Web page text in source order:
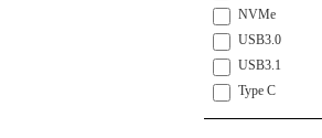
NVMe
USB3.0
USB3.1
Type C